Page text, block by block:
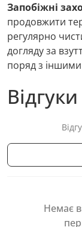
Запобіжні
продовжити
регулярно
догляду за
поряд з
Відгуки
Немає